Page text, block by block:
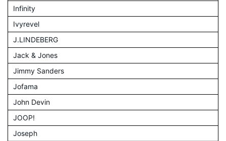
Infinity
Ivyrevel
J.LINDEBERG
Jack & Jones
Jimmy Sanders
Jofama
John Devin
JOOP!
Joseph